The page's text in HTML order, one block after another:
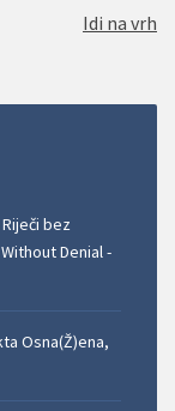
Idi na vrh
bez
Denial -
Osna(Ž)ena,